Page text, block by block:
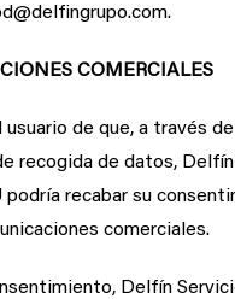
COMERCIALES
usuario de que, a través
recogida de datos,
podría recabar su
comerciales.
Delfín